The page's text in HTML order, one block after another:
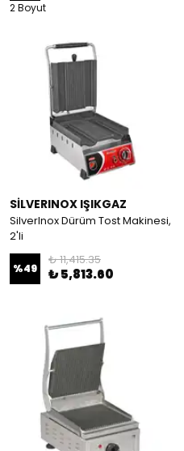
2 Boyut
SİLVERINOX IŞIKGAZ
SilverInox Dürüm Tost Makinesi,
2'li
%49
₺ 11,415.35
₺ 5,813.60